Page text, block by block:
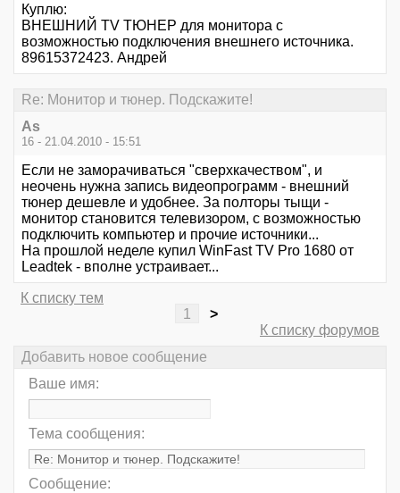
Куплю:
ВНЕШНИЙ TV ТЮНЕР для монитора с
возможностью подключения внешнего источника.
89615372423. Андрей
Re: Монитор и тюнер. Подскажите!
As
16 - 21.04.2010 - 15:51
Если не заморачиваться "сверхкачеством", и
неочень нужна запись видеопрограмм - внешний
тюнер дешевле и удобнее. За полторы тыщи -
монитор становится телевизором, с возможностью
подключить компьютер и прочие источники...
На прошлой неделе купил WinFast TV Pro 1680 от
Leadtek - вполне устраивает...
К списку тем
1
>
К списку форумов
Добавить новое сообщение
Ваше имя:
Тема сообщения:
Сообщение: